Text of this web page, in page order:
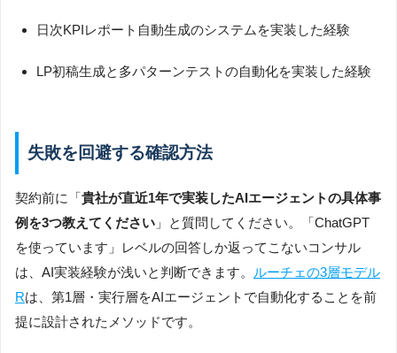
日次KPIレポート自動生成のシステムを実装した経験
LP初稿生成と多パターンテストの自動化を実装した経験
失敗を回避する確認方法
契約前に「貴社が直近1年で実装したAIエージェントの具体事
例を3つ教えてください 」と質問してください。「ChatGPT
を使っています」レベルの回答しか返ってこないコンサル
は、AI実装経験が浅いと判断できます。
ルーチェの3層モデル
Rは、第1層・実行層をAIエージェントで自動化することを前
提に設計されたメソッドです。